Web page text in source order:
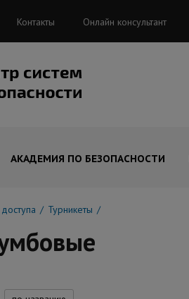
Контакты Онлайн консультант
АКАДЕМИЯ ПО БЕЗОПАСНОСТИ
Турникеты